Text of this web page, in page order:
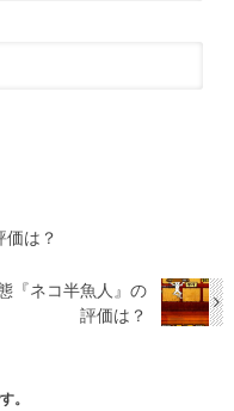
価は？
『ネコ半魚人』の
評価は？
。